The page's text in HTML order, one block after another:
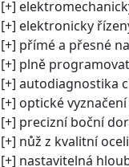
[+] elektronicky
[+] přímé a přesné
[+] plně
[+] autodiagnostika
[+] optické
[+] precizní boční
[+] nůž z kvalitní
[+] nastavitelná